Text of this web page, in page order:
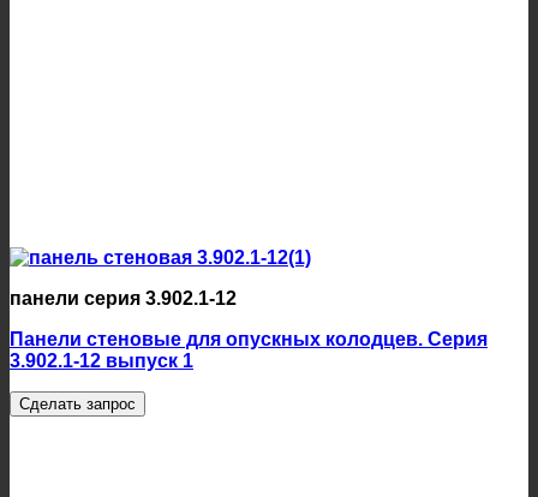
панели серия 3.902.1-12
Панели стеновые для опускных колодцев. Серия
3.902.1-12 выпуск 1
Сделать запрос